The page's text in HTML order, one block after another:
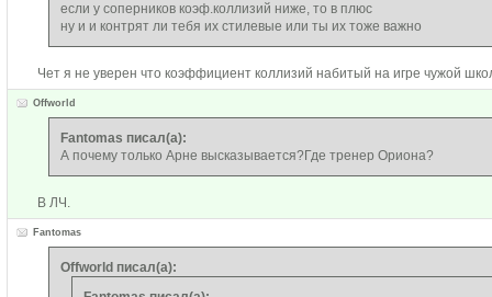
если у соперников коэф.коллизий ниже, то в плюс
ну и и контрят ли тебя их стилевые или ты их тоже важно
Чет я не уверен что коэффициент коллизий набитый на игре чужой
Offworld
Fantomas писал(а):
А почему только Арне высказывается?Где тренер Ориона?
В ЛЧ.
Fantomas
Offworld писал(а):